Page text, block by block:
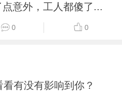
意外，工人都傻了...
0 0
有没有影响到你？